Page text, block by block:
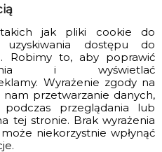
jak pliki cookie do
uzyskiwania dostępu do
Robimy to, aby poprawić
i wyświetlać
Wyrażenie zgody na
przetwarzanie danych,
przeglądania lub
tej stronie. Brak wyrażenia
niekorzystnie wpłynąć